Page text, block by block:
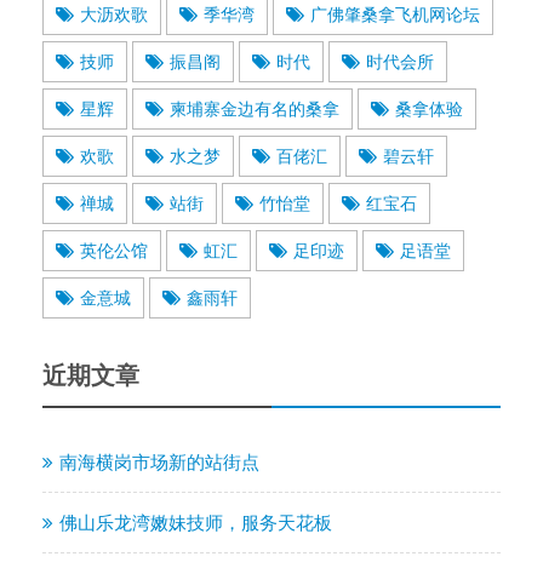
大沥欢歌 季华湾 广佛肇桑拿飞机网论坛
技师 振昌阁 时代 时代会所
星辉 柬埔寨金边有名的桑拿 桑拿体验
欢歌 水之梦 百佬汇 碧云轩
禅城 站街 竹怡堂 红宝石
英伦公馆 虹汇 足印迹 足语堂
金意城 鑫雨轩
近期文章
南海横岗市场新的站街点
佛山乐龙湾嫩妹技师，服务天花板